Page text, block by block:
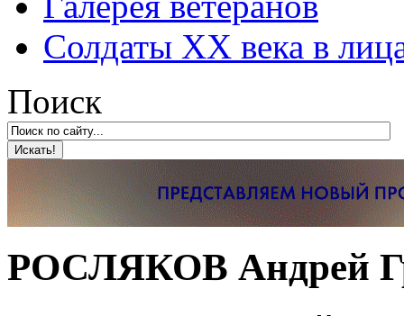
Солдаты XX века в
Поиск
РОСЛЯКОВ Андрей